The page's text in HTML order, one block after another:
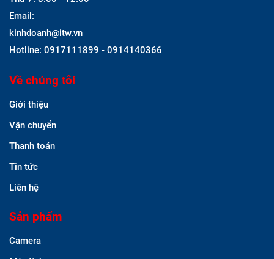
Email:
kinhdoanh@itw.vn
Hotline: 0917111899 - 0914140366
Về chúng tôi
Giới thiệu
Vận chuyển
Thanh toán
Tin tức
Liên hệ
Sản phẩm
Camera